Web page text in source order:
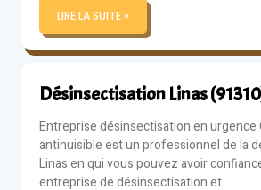
LIRE LA SUITE »
Désinsectisation Linas
Entreprise désinsectisation en urgence
antinuisible est un professionnel de la
Linas en qui vous pouvez avoir
entreprise de désinsectisation et